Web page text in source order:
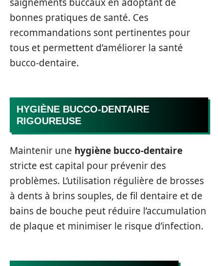
bonnes pratiques de santé. Ces
recommandations sont pertinentes pour
tous et permettent d’améliorer la santé
bucco-dentaire.
HYGIÈNE BUCCO-DENTAIRE
RIGOUREUSE
Maintenir une hygiène bucco-dentaire
stricte est capital pour prévenir des
problèmes. L’utilisation régulière de brosses
à dents à brins souples, de fil dentaire et de
bains de bouche peut réduire l’accumulation
de plaque et minimiser le risque d’infection.